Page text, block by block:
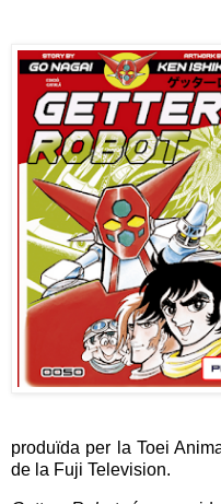
produïda per la Toei
de la Fuji Television.